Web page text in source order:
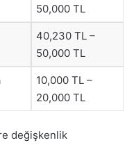
50,000 TL
40,230 TL –
50,000 TL
10,000 TL –
20,000 TL
değişkenlik